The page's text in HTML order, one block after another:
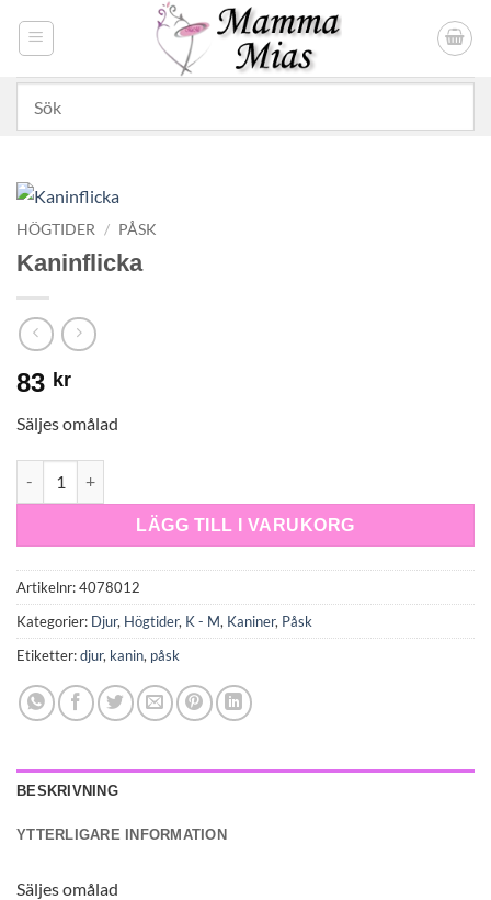
HÖGTIDER / PÅSK
Kaninflicka
83 kr
Säljes omålad
LÄGG TILL I VARUKORG
Artikelnr:4078012
Kategorier: Djur, Högtider, K - M, Kaniner, Påsk
Etiketter:djur, kanin, påsk
BESKRIVNING
YTTERLIGARE INFORMATION
Säljes omålad